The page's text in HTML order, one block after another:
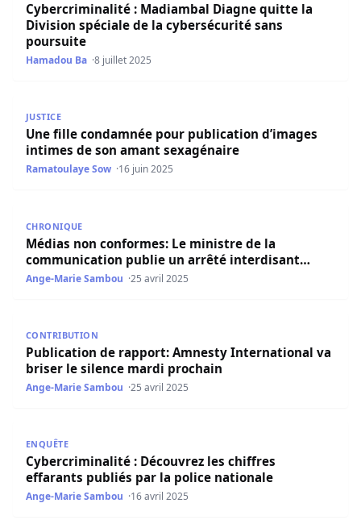
Cybercriminalité : Madiambal Diagne quitte la
Division spéciale de la cybersécurité sans
poursuite
Hamadou Ba 8 juillet 2025
JUSTICE
Une fille condamnée pour publication d’images
intimes de son amant sexagénaire
Ramatoulaye Sow 16 juin 2025
CHRONIQUE
Médias non conformes: Le ministre de la
communication publie un arrêté interdisant…
Ange-Marie Sambou 25 avril 2025
CONTRIBUTION
Publication de rapport: Amnesty International va
briser le silence mardi prochain
Ange-Marie Sambou 25 avril 2025
ENQUÊTE
Cybercriminalité : Découvrez les chiffres
effarants publiés par la police nationale
Ange-Marie Sambou 16 avril 2025